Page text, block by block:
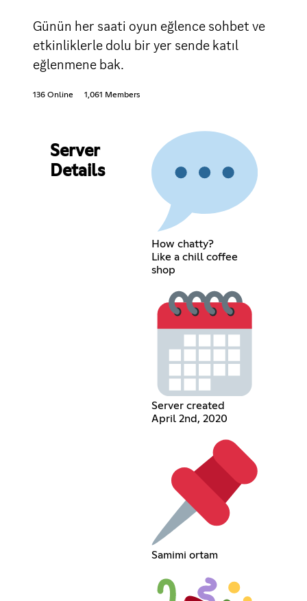
Günün her saati oyun eğlence sohbet ve
etkinliklerle dolu bir yer sende katıl
eğlenmene bak.
136 Online 1,061 Members
Server
Details
How chatty?
Like a chill coffee
shop
Server created
April 2nd, 2020
Samimi ortam